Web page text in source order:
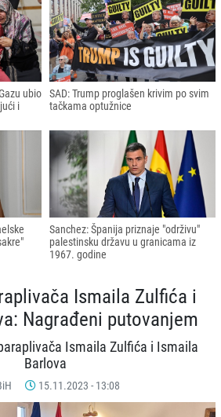
ubio
i
SAD: Trump proglašen krivim po svim
tačkama optužnice
Sanchez: Španija priznaje "održivu"
palestinsku državu u granicama iz
1967. godine
Ismaila Zulfića i
Nagrađeni putovanjem
Ismaila Zulfića i Ismaila
Barlova
15.11.2023 - 13:08